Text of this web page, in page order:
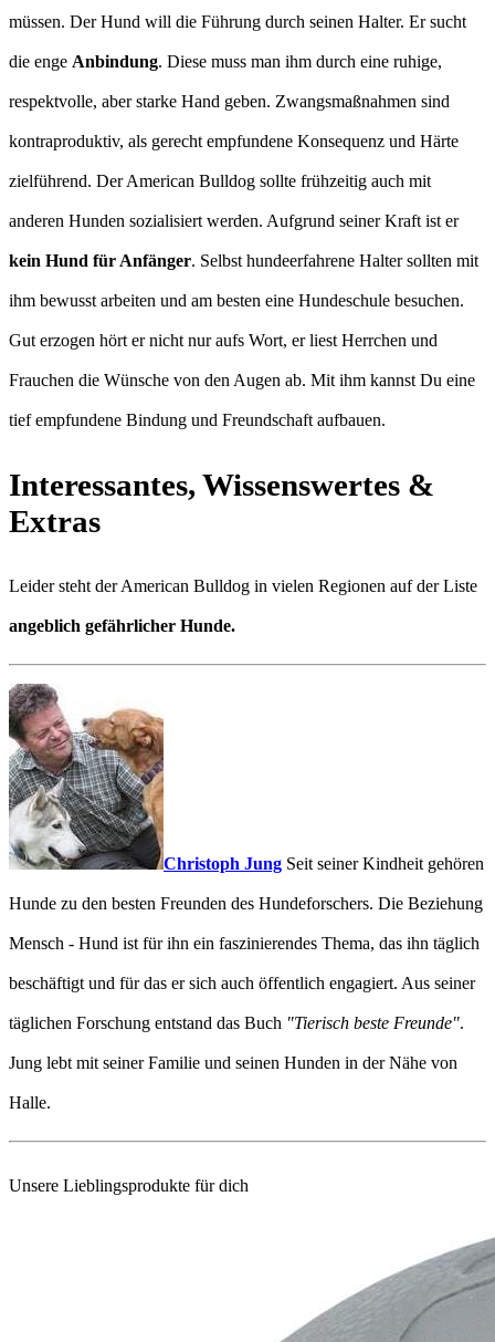
müssen. Der Hund will die Führung durch seinen Halter. Er sucht
die enge Anbindung. Diese muss man ihm durch eine ruhige,
respektvolle, aber starke Hand geben. Zwangsmaßnahmen sind
kontraproduktiv, als gerecht empfundene Konsequenz und Härte
zielführend. Der American Bulldog sollte frühzeitig auch mit
anderen Hunden sozialisiert werden. Aufgrund seiner Kraft ist er
kein Hund für Anfänger. Selbst hundeerfahrene Halter sollten mit
ihm bewusst arbeiten und am besten eine Hundeschule besuchen.
Gut erzogen hört er nicht nur aufs Wort, er liest Herrchen und
Frauchen die Wünsche von den Augen ab. Mit ihm kannst Du eine
tief empfundene Bindung und Freundschaft aufbauen.
Interessantes, Wissenswertes &
Extras
Leider steht der American Bulldog in vielen Regionen auf der Liste
angeblich gefährlicher Hunde.
Christoph Jung Seit seiner Kindheit gehören
Hunde zu den besten Freunden des Hundeforschers. Die Beziehung
Mensch - Hund ist für ihn ein faszinierendes Thema, das ihn täglich
beschäftigt und für das er sich auch öffentlich engagiert. Aus seiner
täglichen Forschung entstand das Buch "Tierisch beste Freunde".
Jung lebt mit seiner Familie und seinen Hunden in der Nähe von
Halle.
Unsere Lieblingsprodukte für dich